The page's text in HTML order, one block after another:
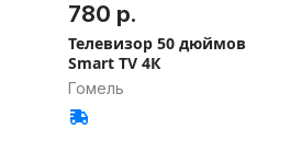
780 р.
Телевизор 50 дюймов
Smart TV 4К
Гомель